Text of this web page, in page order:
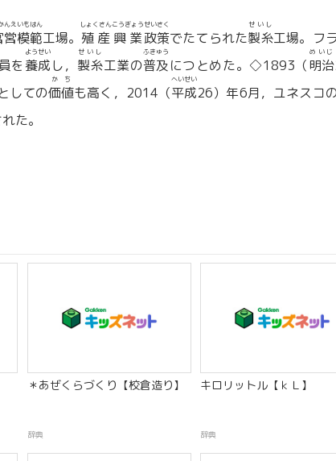
営模範
んえいもはん
工場。 殖産興業
しょくさんこうぎょう
政策
せいさく
でたてられた製糸
せいし
工場。フ
を 養成
ようせい
し， 製糸
せいし
工業の普及
ふきゅう
につとめた。◇1893（明治
めいじ
しての価値
かち
も高く，2014（平成
へいせい
26）年6月，ユネスコ
た。
＊あぜくらづくり【校倉造り】
辞典
キロリットル【ｋＬ】
辞典